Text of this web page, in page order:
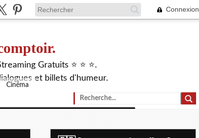
Connexion
Gratuits ⭐ ⭐ ⭐.
et billets d'humeur.
Cinéma